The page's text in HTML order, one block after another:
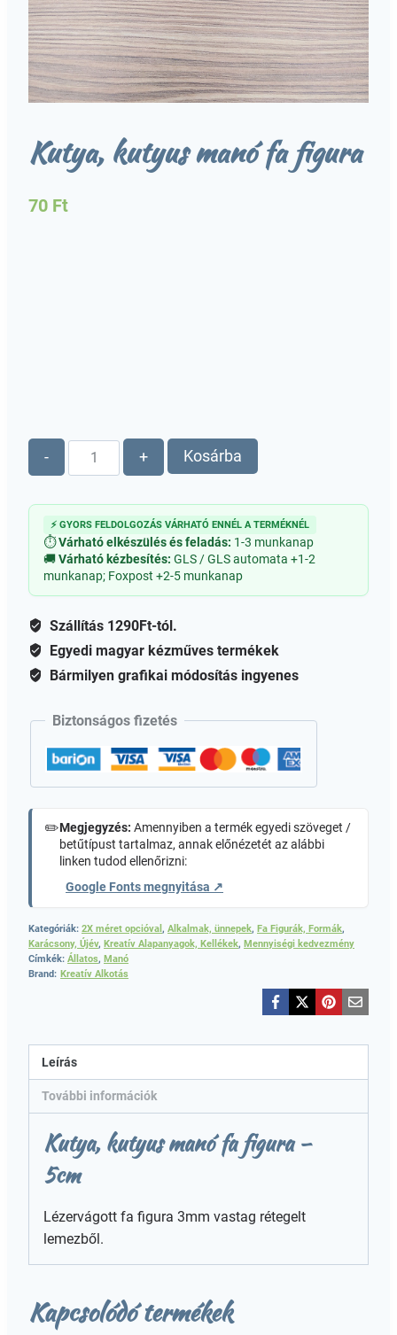
Kutya, kutyus manó fa figura
70 Ft
-
Kutya,
kutyus
figura
mennyiség
+ Kosárba
⚡ GYORS FELDOLGOZÁS VÁRHATÓ ENNÉL A TERMÉKNÉL
⏱Várható elkészülés és feladás: 1-3 munkanap
🚚Várható kézbesítés: GLS / GLS automata +1-2
munkanap; Foxpost +2-5 munkanap
Szállítás 1290Ft-tól.
Egyedi magyar kézműves termékek
Bármilyen grafikai módosítás ingyenes
Biztonságos fizetés
✏️Megjegyzés: Amennyiben a termék egyedi szöveget /
betűtípust tartalmaz, annak előnézetét az alábbi
linken tudod ellenőrizni:
Google Fonts megnyitása ↗
Kategóriák: 2X méret opcióval , Alkalmak, ünnepek, Fa Figurák, Formák,
Karácsony, Újév, Kreatív Alapanyagok, Kellékek, Mennyiségi kedvezmény
Címkék: Állatos, Manó
Brand: Kreatív Alkotás
Leírás
További információk
Kutya, kutyus manó fa figura –
5cm
Lézervágott fa figura 3mm vastag rétegelt
lemezből.
Kapcsolódó termékek